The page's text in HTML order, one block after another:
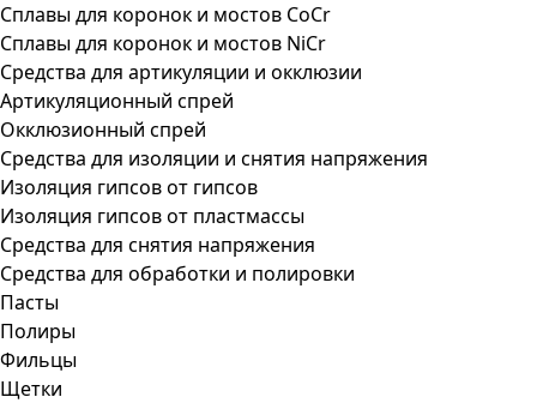
Сплавы для коронок и мостов CoCr
Сплавы для коронок и мостов NiCr
Средства для артикуляции и окклюзии
Артикуляционный спрей
Окклюзионный спрей
Средства для изоляции и снятия напряжения
Изоляция гипсов от гипсов
Изоляция гипсов от пластмассы
Средства для снятия напряжения
Средства для обработки и полировки
Пасты
Полиры
Фильцы
Щетки